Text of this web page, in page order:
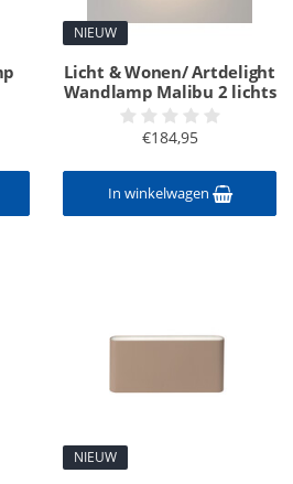
NIEUW
Licht & Wonen/ Artdelight
Wandlamp Malibu 2 lichts
€184,95
In winkelwagen
NIEUW